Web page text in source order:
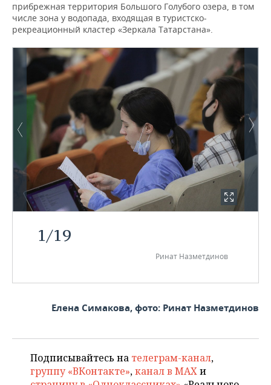
прибрежная территория Большого Голубого озера, в том
числе зона у водопада, входящая в туристско-
рекреационный кластер «Зеркала Татарстана».
1/19
Ринат Назметдинов
Елена Симакова, фото: Ринат Назметдинов
Подписывайтесь на телеграм-канал,
группу «ВКонтакте»,канал в MAXи